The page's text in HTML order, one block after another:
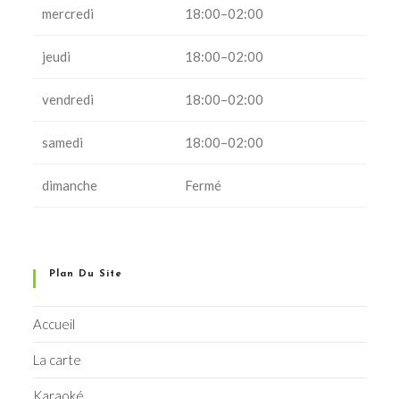
mercredi 18:00–02:00
jeudi 18:00–02:00
vendredi 18:00–02:00
samedi 18:00–02:00
dimanche Fermé
Plan Du Site
Accueil
La carte
Karaoké